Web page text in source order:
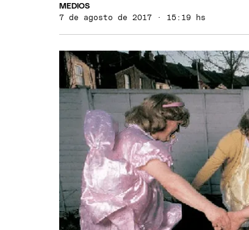
MEDIOS
7 de agosto de 2017 · 15:19 hs